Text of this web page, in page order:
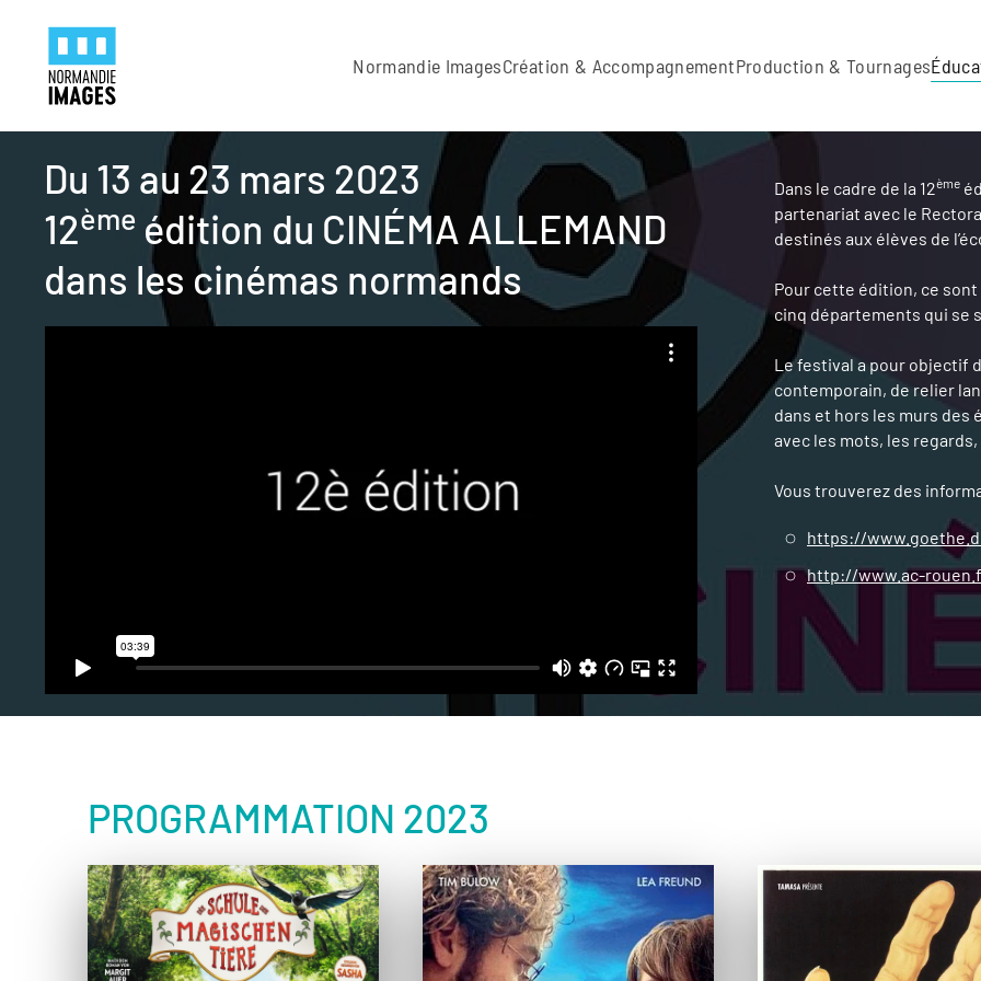
Skip to main content
Normandie ImagesCréation & AccompagnementProduction & Tournages
Du 13 au 23 mars 2023
12ème édition du CINÉMA ALLEMAND
dans les cinémas normands
Dans le cadre de la 12ème
partenariat avec le
destinés aux élèves de
Pour cette édition, ce
cinq départements qui se
Le festival a pour objectif
contemporain, de relier
dans et hors les murs des
avec les mots, les
Vous trouverez des
https://
http://www.ac-
PROGRAMMATION 2023